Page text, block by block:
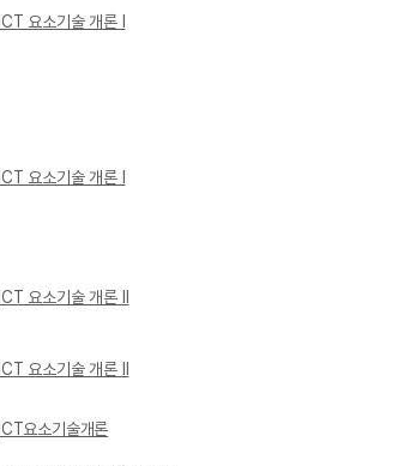
ICT 요소기술 개론 Ⅰ
ICT 요소기술 개론 Ⅰ
ICT 요소기술 개론 Ⅱ
ICT 요소기술 개론 Ⅱ
ICT요소기술개론